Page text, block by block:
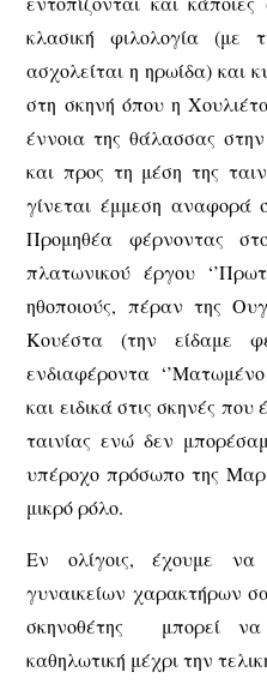
κλασική φιλολογία (με
ασχολείται η ηρωίδα) και
στη σκηνή όπου η
έννοια της θάλασσας
και προς τη μέση της
γίνεται έμμεση αναφορά
Προμηθέα φέρνοντας
πλατωνικού έργου
ηθοποιούς, πέραν της
Κουέστα (την είδαμε
ενδιαφέροντα
και ειδικά στις σκηνές που
ταινίας ενώ δεν
υπέροχο πρόσωπο της
μικρό ρόλο.
Εν ολίγοις, έχουμε
γυναικείων χαρακτήρων
σκηνοθέτης μπορεί
καθηλωτική μέχρι την